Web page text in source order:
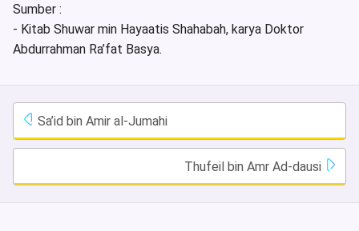
Sumber :
- Kitab Shuwar min Hayaatis Shahabah, karya Doktor
Abdurrahman Ra’fat Basya.
Sa’id bin Amir al-Jumahi
Thufeil bin Amr Ad-dausi